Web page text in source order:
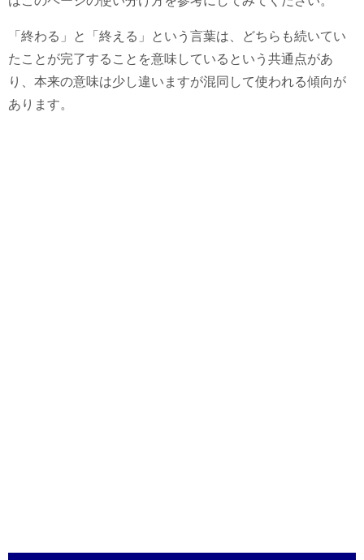
「終わる」と「終える」という言葉は、どちらも続いてい
たことが完了することを意味しているという共通点があ
り、本来の意味は少し違いますが混同して使われる傾向が
あります。